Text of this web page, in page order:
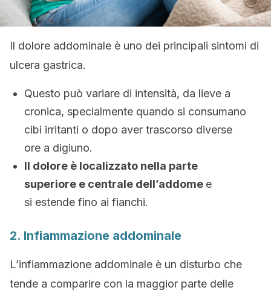
Il dolore addominale è uno dei principali sintomi di
ulcera gastrica.
Questo può variare di intensità, da lieve a
cronica, specialmente quando si consumano
cibi irritanti o dopo aver trascorso diverse
ore a digiuno.
Il dolore è localizzato nella parte
superiore e centrale dell’addome e
si estende fino ai fianchi.
2. Infiammazione addominale
L’infiammazione addominale è un disturbo che
tende a comparire con la maggior parte delle